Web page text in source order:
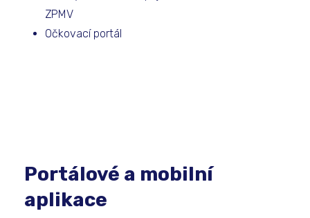
ZPMV
Očkovací portál
Portálové a mobilní
aplikace